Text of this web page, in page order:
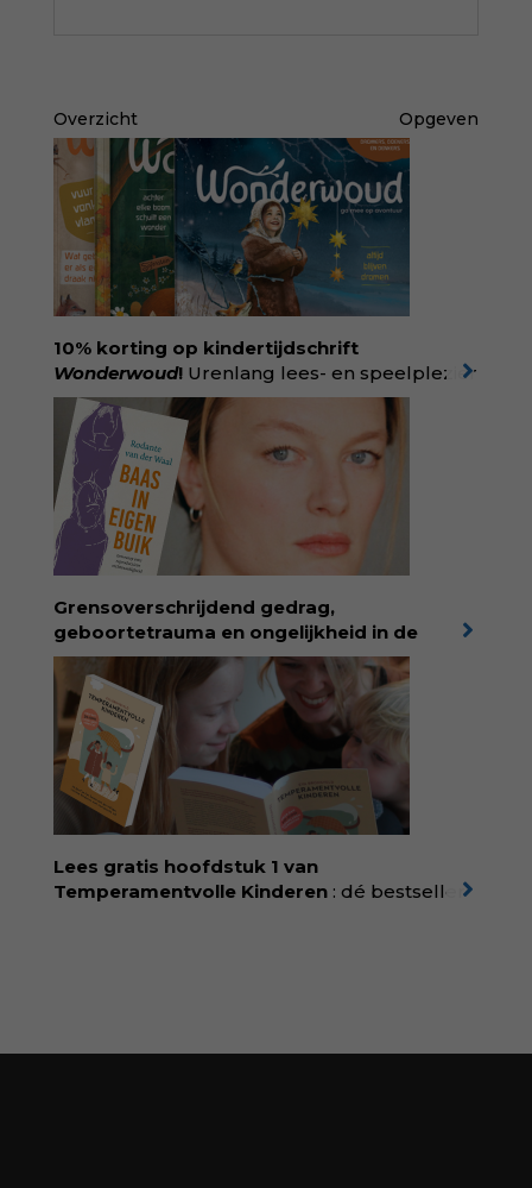
Overzicht Opgeven
10% korting op kindertijdschrift
Wonderwoud! Urenlang lees- en speelplezier
voor dromers, doeners en denkers.
Wonderwoud is het ambachtelijk gemaakte
antwoord op alle snelle gooimaarweg-
boekjes en hapsnap-filmpjes. Het mooiste
kindertijdschrift van Nederland; met liefde en
kunde voor taal, beeld en tekeningen die
spat van elke pagina. Dat vóel je. Dat voelt je
kind. Abonneer via
wonderwoud.nl/abonneren**
korting met code:
KIIND10
Grensoverschrijdend gedrag,
geboortetrauma en ongelijkheid in de
geboortezorg:in Baas in eigen buik verbindt
filosoof en vroedvrouw Rodante van der Waal
persoonlijke ervaringen aan structureel
onrecht en introduceert ze reproductieve
rechtvaardigheid als een collectieve, radicale
praktijk van zorg. Voor iedereen die wil
begrijpen wat er speelt rond vruchtbaarheid
en geboorte. Koop het boek via
singeluitgeverijen.nl/nijgh-van-
ditmar/boek/baas-in-eigen-buik
Lees gratis hoofdstuk 1 van
Temperamentvolle Kinderen : dé bestseller